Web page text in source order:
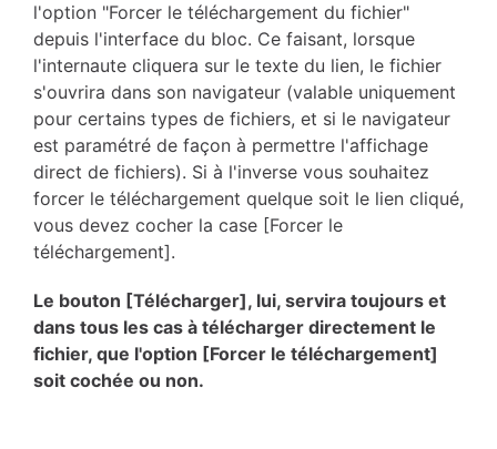
l'option "Forcer le téléchargement du fichier"
depuis l'interface du bloc. Ce faisant, lorsque
l'internaute cliquera sur le texte du lien, le fichier
s'ouvrira dans son navigateur (valable uniquement
pour certains types de fichiers, et si le navigateur
est paramétré de façon à permettre l'affichage
direct de fichiers). Si à l'inverse vous souhaitez
forcer le téléchargement quelque soit le lien cliqué,
vous devez cocher la case [Forcer le
téléchargement].
Le bouton [Télécharger], lui, servira toujours et
dans tous les cas à télécharger directement le
fichier, que l'option [Forcer le téléchargement]
soit cochée ou non.